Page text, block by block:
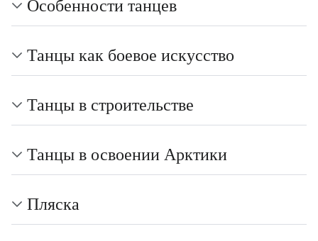
Особенности танцев
Танцы как боевое искусство
Танцы в строительстве
Танцы в освоении Арктики
Пляска